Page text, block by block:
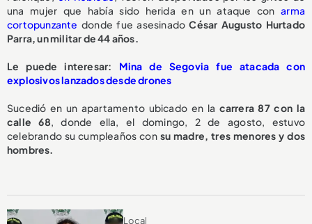
una mujer que había sido herida en un ataque conarma
cortopunzante donde fue asesinadoCésar Augusto Hurtado
Parra, un militar de 44 años.
Le puede interesar: Mina de Segovia fue atacada con
explosivos lanzados desde drones
Sucedió en un apartamento ubicado en la carrera 87 con la
calle 68, donde ella, el domingo, 2 de agosto, estuvo
celebrando su cumpleaños con su madre, tres menores y dos
hombres.
Local